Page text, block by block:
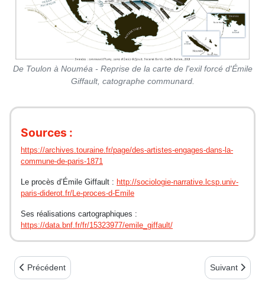
De Toulon à Nouméa - Reprise de la carte de l'exil forcé d'Émile
Giffault, catographe communard.
Sources :
https://archives.touraine.fr/page/des-artistes-engages-dans-la-
commune-de-paris-1871
Le procès d’Émile Giffault : http://sociologie-narrative.lcsp.univ-
paris-diderot.fr/Le-proces-d-Emile
Ses réalisations cartographiques :
https://data.bnf.fr/fr/15323977/emile_giffault/
Article précédent : Jean Rama
Précédent Article
Suivant